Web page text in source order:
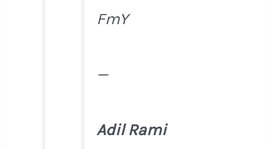
FmY
—
Adil Rami